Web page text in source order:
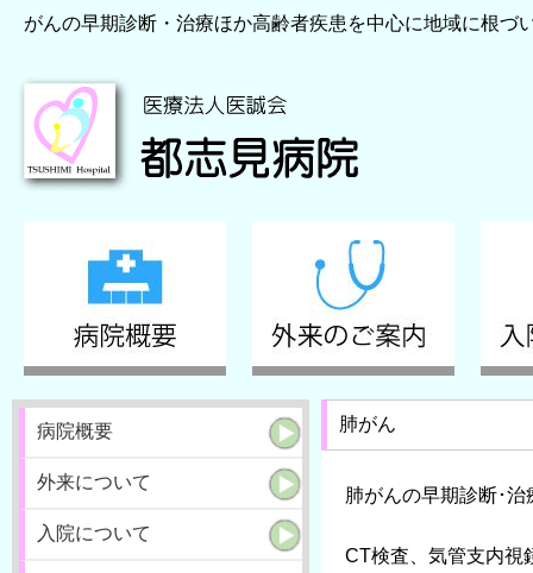
がんの早期診断・治療ほか高齢者疾患を中心に地域に根づ
病院概要
外来について
入院について
肺がん
肺がんの早期診断･
CT検査、気管支内視